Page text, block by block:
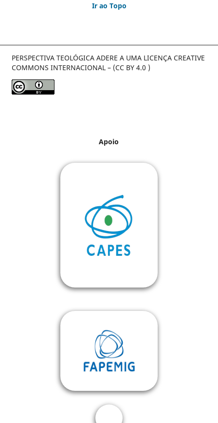
Ir ao Topo
PERSPECTIVA TEOLÓGICA ADERE A UMA LICENÇA CREATIVE
COMMONS INTERNACIONAL – (CC BY 4.0 )
Apoio